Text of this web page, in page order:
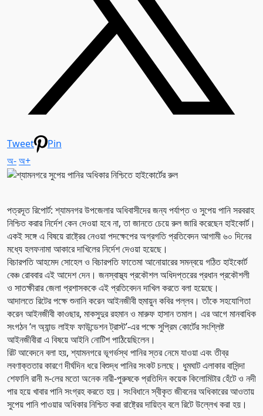
Tweet
Pin
অ-অ+
পত্রদূত রিপোর্ট: শ্যামনগর উপজেলার অধিবাসীদের জন্য পর্যাপ্ত ও সুপেয় পানি সরবরাহ
নিশ্চিত করার নির্দেশ কেন দেওয়া হবে না, তা জানতে চেয়ে রুল জারি করেছেন হাইকোর্ট।
একই সঙ্গে এ বিষয়ে রাষ্ট্রের নেওয়া পদক্ষেপের অগ্রগতি প্রতিবেদন আগামী ৬০ দিনের
মধ্যে হলফনামা আকারে দাখিলের নির্দেশ দেওয়া হয়েছে।
বিচারপতি আহমেদ সোহেল ও বিচারপতি ফাতেমা আনোয়ারের সমন্বয়ে গঠিত হাইকোর্ট
বেঞ্চ রোববার এই আদেশ দেন। জনস্বাস্থ্য প্রকৌশল অধিদপ্তরের প্রধান প্রকৌশলী
ও সাতক্ষীরার জেলা প্রশাসককে এই প্রতিবেদন দাখিল করতে বলা হয়েছে।
আদালতে রিটের পক্ষে শুনানি করেন আইনজীবী হুমায়ুন কবির পল্লব। তাঁকে সহযোগিতা
করেন আইনজীবী কাওছার, মাকসুদুর রহমান ও মারুফ হাসান তমাল। এর আগে মানবাধিক
সংগঠন ‘ল অ্যান্ড লাইফ ফাউন্ডেশন ট্রাস্ট’-এর পক্ষে সুপ্রিম কোর্টের সংশ্লিষ্ট
আইনজীবীরা এ বিষয়ে আইনি নোটিশ পাঠিয়েছিলেন।
রিট আবেদনে বলা হয়, শ্যামনগরে ভূগর্ভস্থ পানির স্তর নেমে যাওয়া এবং তীব্র
লবণাক্ততার কারণে দীর্ঘদিন ধরে বিশুদ্ধ পানির সংকট চলছে। ধুমঘাট এলাকার বাসিন্দা
শেফালি রানী ম-লের মতো অনেক নারী-পুরুষকে প্রতিদিন কয়েক কিলোমিটার হেঁটে ও নদী
পার হয়ে খাবার পানি সংগ্রহ করতে হয়। সংবিধানে স্বীকৃত জীবনের অধিকারের আওতায়
সুপেয় পানি পাওয়ার অধিকার নিশ্চিত করা রাষ্ট্রের দায়িত্ব বলে রিটে উল্লেখ করা হয়।